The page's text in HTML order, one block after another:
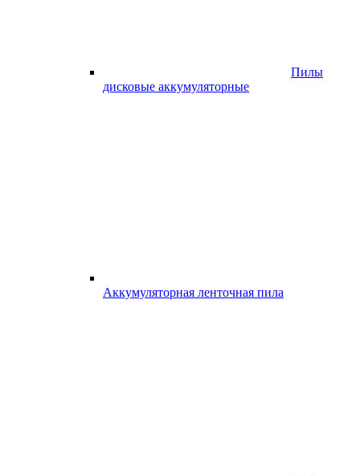
Пилы
дисковые аккумуляторные
Аккумуляторная ленточная пила